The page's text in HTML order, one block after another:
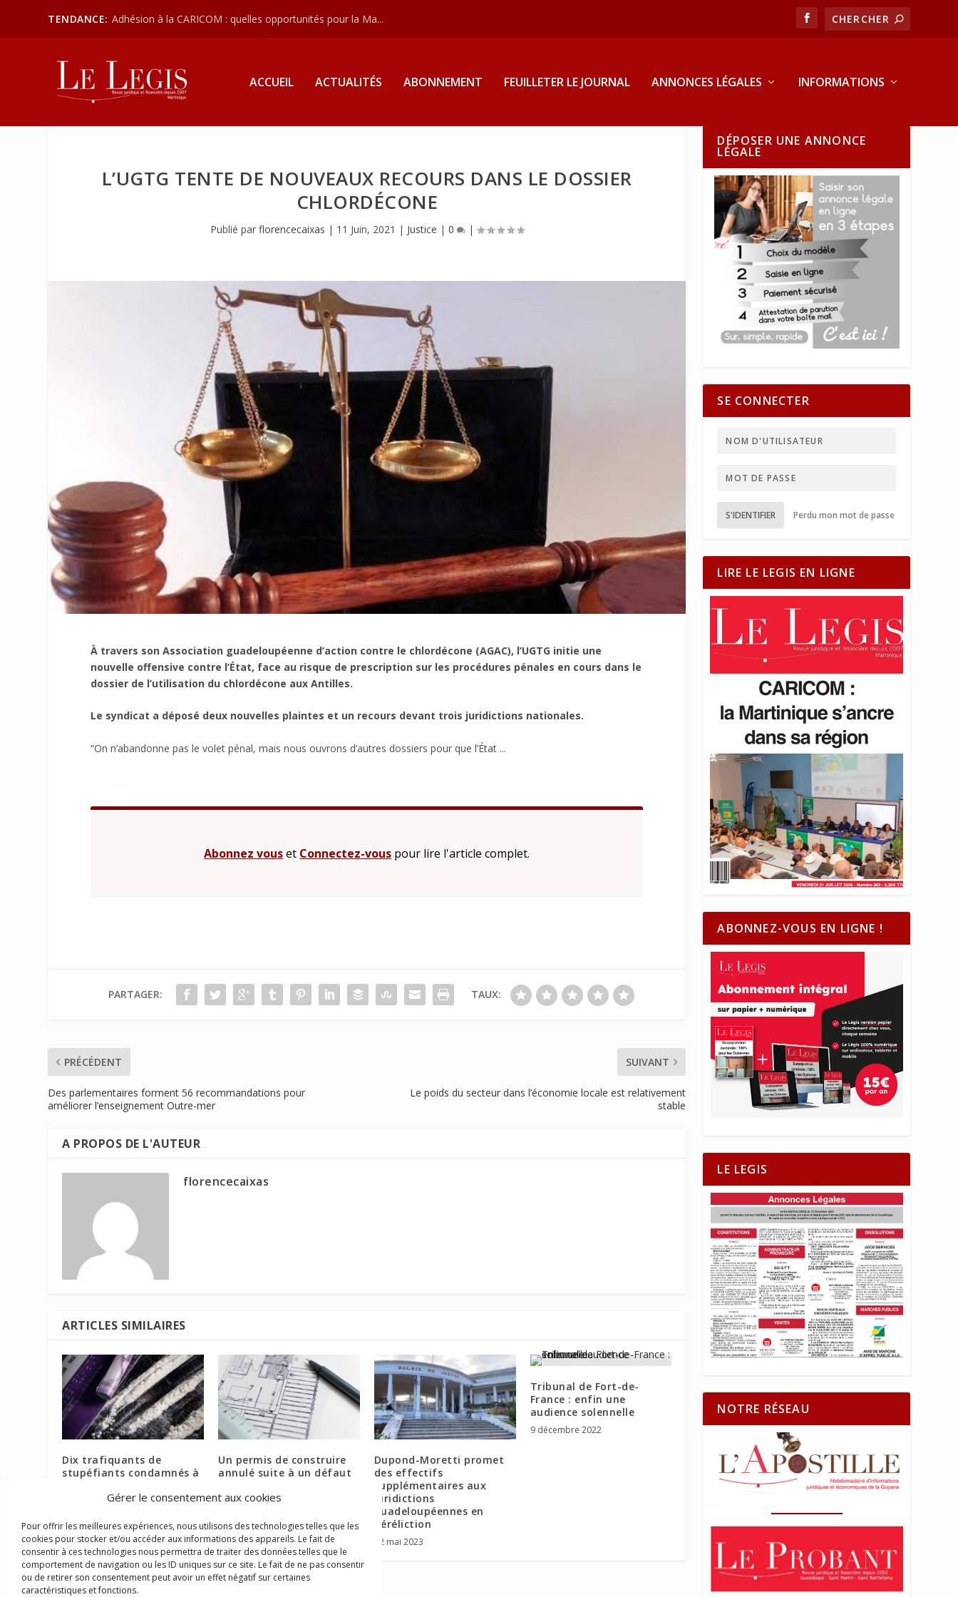
Gérer le consentement aux cookies
Pour offrir les meilleures expériences, nous utilisons des technologies telles que les
cookies pour stocker et/ou accéder aux informations des appareils. Le fait de
consentir à ces technologies nous permettra de traiter des données telles que le
comportement de navigation ou les ID uniques sur ce site. Le fait de ne pas consentir
ou de retirer son consentement peut avoir un effet négatif sur certaines
caractéristiques et fonctions.
TENDANCE: Adhésion à la CARICOM : quelles opportunités pour la Ma...
ACCUEIL ACTUALITÉS ABONNEMENT FEUILLETER LE JOURNAL ANNONCES LÉGALES INFORMATIONS
L’UGTG TENTE DE NOUVEAUX RECOURS DANS LE DOSSIER
CHLORDÉCONE
Publié par florencecaixas | 11 Juin, 2021 | Justice | 0 |
À travers son Association guadeloupéenne d’action contre le chlordécone (AGAC), l’UGTG initie une
nouvelle offensive contre l’État, face au risque de prescription sur les procédures pénales en cours dans le
dossier de l’utilisation du chlordécone aux Antilles.
Le syndicat a déposé deux nouvelles plaintes et un recours devant trois juridictions nationales.
“On n’abandonne pas le volet pénal, mais nous ouvrons d’autres dossiers pour que l’État ...
Abonnez vouset Connectez-vous pour lire l'article complet.
PARTAGER: TAUX:
PRÉCÉDENT
Des parlementaires forment 56 recommandations pour
améliorer l’enseignement Outre-mer
SUIVANT
Le poids du secteur dans l’économie locale est relativement
stable
A PROPOS DE L'AUTEUR
florencecaixas
ARTICLES SIMILAIRES
Dix trafiquants de
stupéfiants condamnés à
13 octobre 2023
Un permis de construire
annulé suite à un défaut
26 janvier 2024
Dupond-Moretti promet
des effectifs
supplémentaires aux
juridictions
guadeloupéennes en
déréliction
22 mai 2023
Tribunal de Fort-de-
France : enfin une
audience solennelle
9 décembre 2022
DÉPOSER UNE ANNONCE
LÉGALE
SE CONNECTER
S'IDENTIFIER Perdu mon mot de passe
LIRE LE LEGIS EN LIGNE
ABONNEZ-VOUS EN LIGNE !
LE LEGIS
NOTRE RÉSEAU